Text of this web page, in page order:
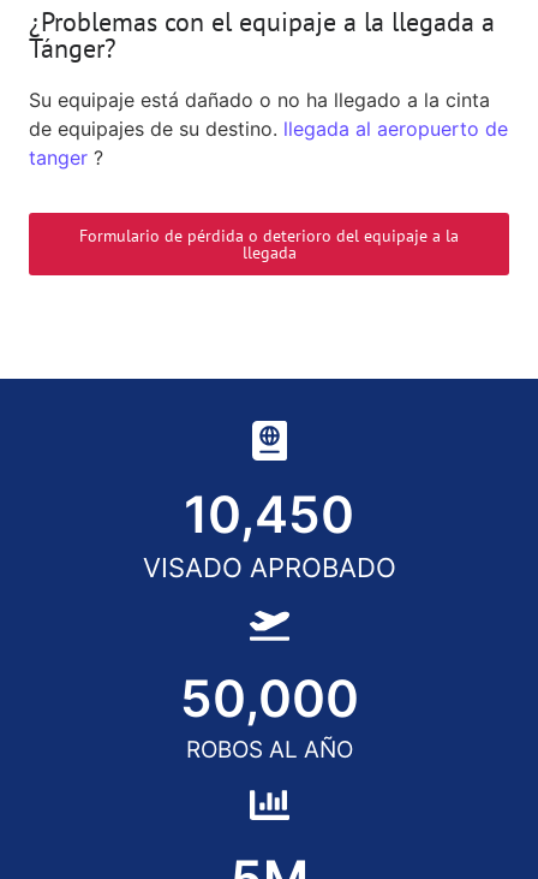
¿Problemas con el equipaje a la llegada a
Tánger?
Su equipaje está dañado o no ha llegado a la cinta
de equipajes de su destino. llegada al aeropuerto de
tanger ?
Formulario de pérdida o deterioro del equipaje a la
llegada
VISADO APROBADO
10,450
ROBOS AL AÑO
50,000